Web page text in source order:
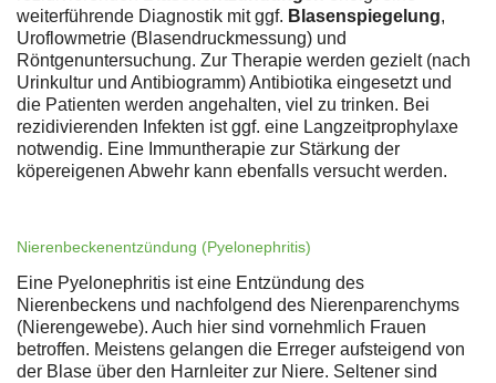
weiterführende Diagnostik mit ggf. Blasenspiegelung,
Uroflowmetrie (Blasendruckmessung) und
Röntgenuntersuchung. Zur Therapie werden gezielt (nach
Urinkultur und Antibiogramm) Antibiotika eingesetzt und
die Patienten werden angehalten, viel zu trinken. Bei
rezidivierenden Infekten ist ggf. eine Langzeitprophylaxe
notwendig. Eine Immuntherapie zur Stärkung der
köpereigenen Abwehr kann ebenfalls versucht werden.
Nierenbeckenentzündung (Pyelonephritis)
Eine Pyelonephritis ist eine Entzündung des
Nierenbeckens und nachfolgend des Nierenparenchyms
(Nierengewebe). Auch hier sind vornehmlich Frauen
betroffen. Meistens gelangen die Erreger aufsteigend von
der Blase über den Harnleiter zur Niere. Seltener sind